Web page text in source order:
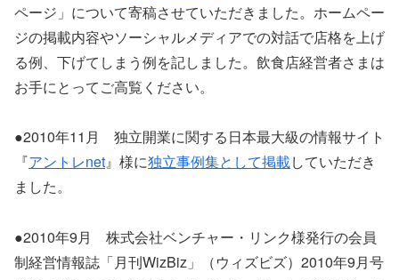
ページ」について寄稿させていただきました。ホームペー
ジの掲載内容やソーシャルメディアでの対話で店格を上げ
る例、下げてしまう例を記しました。飲食店経営者さまは
お手にとってご高覧ください。
●2010年11月 独立開業に関する日本最大級の情報サイト
『アントレnet』様に独立事例集として掲載していただき
ました。
●2010年9月 株式会社ベンチャー・リンク様発行の会員
制経営情報誌「月刊WizBiz」（ウィズビズ）2010年9月号